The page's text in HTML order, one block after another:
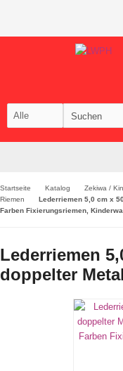
Startseite Katalog
Zekiwa /
Riemen
Lederriemen 5,0 cm x
Farben Fixierungsriemen,
Lederriemen
doppelter